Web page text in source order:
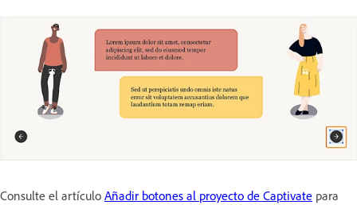
Consulte el artículo Añadir botones al proyecto de Captivate para